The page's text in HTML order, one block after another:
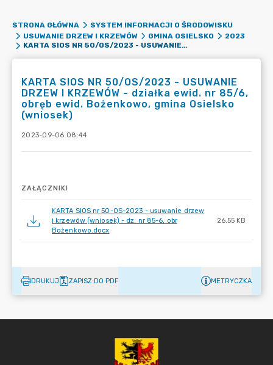
STRONA GŁÓWNA
SYSTEM INFORMACJI O ŚRODOWISKU
USUWANIE DRZEW I KRZEWÓW
GMINA OSIELSKO
2023
KARTA SIOS NR 50/OS/2023 - USUWANIE DRZEW I KRZEWÓW - DZIAŁKA EWID. NR 85/6, OBRĘB EWID. BOŻENKOWO, GMINA OSIELSKO (WNIOSEK)
KARTA SIOS NR 50/OS/2023 - USUWANIE
DRZEW I KRZEWÓW - działka ewid. nr 85/6,
obręb ewid. Bożenkowo, gmina Osielsko
(wniosek)
2023-09-06 08:44
ZAŁĄCZNIKI
KARTA SIOS nr 50-OS-2023 - usuwanie drzew
i krzewów (wniosek) - dz. nr 85-6, obr
Bożenkowo.docx
26.55 KB
DRUKUJ ZAPISZ DO PDF METRYCZKA